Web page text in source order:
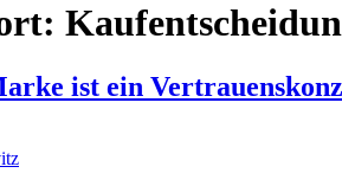
ist ein